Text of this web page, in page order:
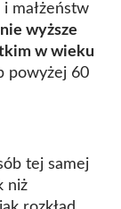
małżeństw
wyższe
w wieku
powyżej 60
tej samej
niż